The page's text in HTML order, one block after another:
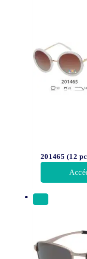
201465 (12